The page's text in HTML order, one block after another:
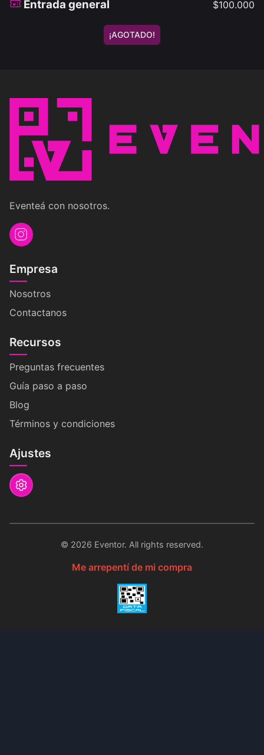
Entrada general $100.000
¡AGOTADO!
Eventeá con nosotros.
Empresa
Nosotros
Contactanos
Recursos
Preguntas frecuentes
Guía paso a paso
Blog
Términos y condiciones
Ajustes
© 2026 Eventor. All rights reserved.
Me arrepentí de mi compra